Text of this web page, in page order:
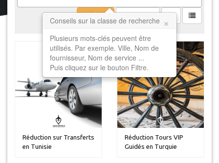
Conseils sur la classe de recherche ×
Plusieurs mots-clés peuvent être
utilisés. Par exemple. Ville, Nom de
fournisseur, Nom de service ...
Puis cliquez sur le bouton Filtre.
Réduction sur Transferts
en Tunisie
Réduction Tours VIP
Guidés en Turquie